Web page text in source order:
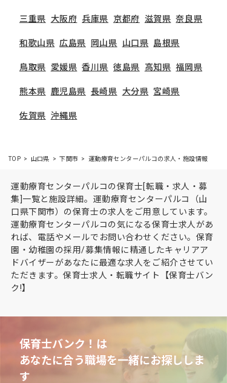
三重県 大阪府 兵庫県 京都府 滋賀県 奈良県
和歌山県 広島県 岡山県 山口県 島根県
鳥取県 愛媛県 香川県 徳島県 高知県 福岡県
熊本県 鹿児島県 長崎県 大分県 宮崎県
佐賀県 沖縄県
TOP 山口県 下関市 運動療育センターパルコの求人・施設情報
運動療育センターパルコの保育士[転職・求人・募
集]一覧と施設詳細。運動療育センターパルコ（山
口県下関市）の保育士の求人をご用意しています。
運動療育センターパルコの気になる保育士求人があ
れば、電話やメールでお問い合わせください。保育
園・幼稚園の採用/募集情報に精通したキャリアア
ドバイザーがあなたに最適な求人をご紹介させてい
ただきます。保育士求人・転職サイト【保育士バン
ク!】
保育士バンク！は
あなたに合う職場を一緒にお探ししま
す